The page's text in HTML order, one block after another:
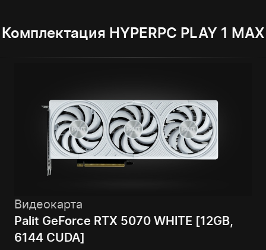
Комплектация HYPERPC PLAY 1 MAX
Видеокарта
Palit GeForce RTX 5070 WHITE [12GB,
6144 CUDA]